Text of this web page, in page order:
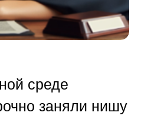
среде
заняли нишу